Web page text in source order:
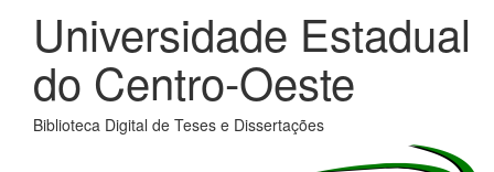
Universidade Estadual
do Centro-Oeste
Biblioteca Digital de Teses e Dissertações